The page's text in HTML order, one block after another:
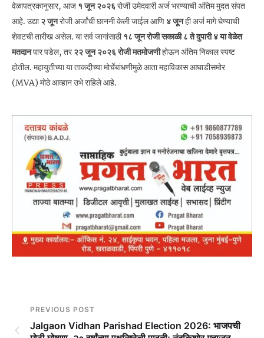
वेळापत्रकानुसार, आज १ जून २०२६ रोजी उमेदवारी अर्ज भरण्याची अंतिम मुदत संपत
आहे. उद्या२ जूनरोजी अर्जांची छाननी केली जाईल आणि ४ जूनही अर्ज मागे घेण्याची
शेवटची तारीख असेल. या सर्व जागांसाठी१८ जून रोजी सकाळी ८ ते दुपारी ४ या वेळेत
मतदानपार पडेल, तर२२ जून २०२६ रोजी मतमोजणीहोऊन अंतिम निकाल स्पष्ट
होतील. महायुतीच्या या ताकदीच्या मोर्चेबांधणीमुळे आता महाविकास आघाडीसमोर
(MVA) मोठे आव्हान उभे राहिले आहे.
PREVIOUS POST
Jalgaon Vidhan Parishad Election 2026: भाजपची